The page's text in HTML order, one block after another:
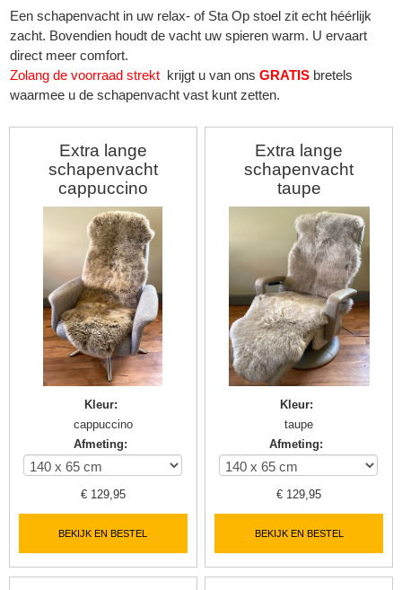
Een schapenvacht in uw relax- of Sta Op stoel zit echt héérlijk
zacht. Bovendien houdt de vacht uw spieren warm. U ervaart
direct meer comfort.
Zolang de voorraad strekt krijgt u van ons GRATIS bretels
waarmee u de schapenvacht vast kunt zetten.
Extra lange
schapenvacht
cappuccino
Kleur:
cappuccino
Afmeting:
€ 129,95
BEKIJK EN BESTEL
Extra lange
schapenvacht
taupe
Kleur:
taupe
Afmeting:
€ 129,95
BEKIJK EN BESTEL